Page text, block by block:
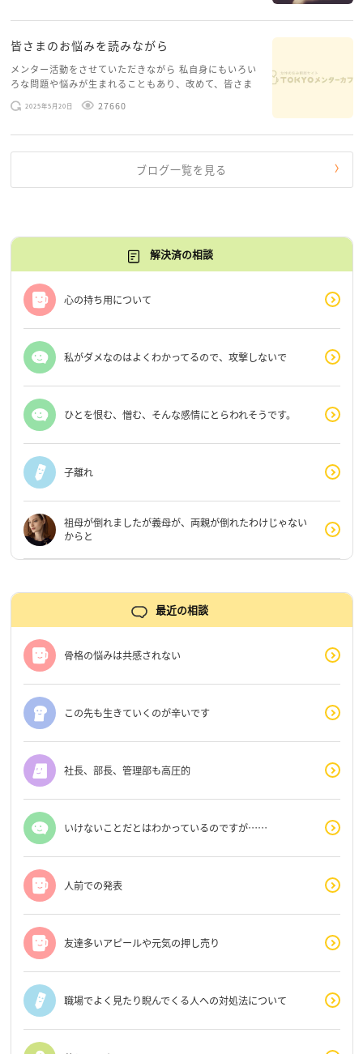
皆さまのお悩みを読みながら
メンター活動をさせていただきながら 私自身にもいろい
ろな問題や悩みが生まれることもあり、改めて、皆さま
のお悩みを読みながら 「みんな、もがいてる。わたし
だけじゃないんだな」と、逆に励まされるような日々で
2025年5月20日 27660
ブログ一覧を見る
解決済の相談
心の持ち用について
私がダメなのはよくわかってるので、攻撃しないで
ひとを恨む、憎む、そんな感情にとらわれそうです。
子離れ
祖母が倒れましたが義母が、両親が倒れたわけじゃない
からと
最近の相談
骨格の悩みは共感されない
この先も生きていくのが辛いです
社長、部長、管理部も高圧的
いけないことだとはわかっているのですが……
人前での発表
友達多いアピールや元気の押し売り
職場でよく見たり睨んでくる人への対処法について